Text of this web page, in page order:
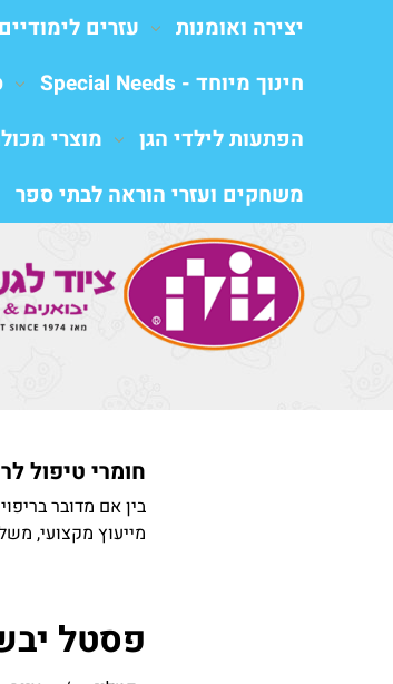
יצירה ואומנות עזרים
חינוך מיוחד - Special Needs
הפתעות לילדי הגן
מוצרי
משחקים ועזרי הוראה לבתי ספר
חומרי טיפול
בין אם מדובר
מייעוץ מקצועי,
פסטל